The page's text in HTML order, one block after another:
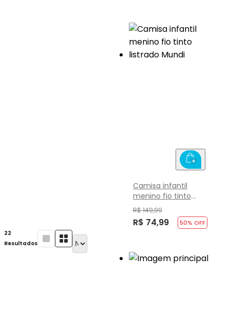
22
Resultados
Camisa infantil
menino fio tinto
listrado Mundi
R$ 149,99
R$ 74,99 50% OFF